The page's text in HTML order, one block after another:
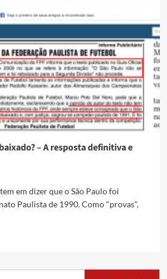
– A resposta definitiva e
em dizer que o São Paulo foi
Paulista de 1990. Como "provas",